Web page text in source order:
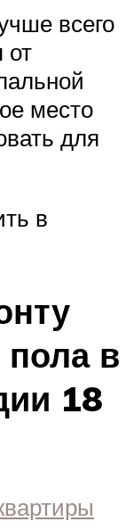
всего
от
место
для
в
пола в
18